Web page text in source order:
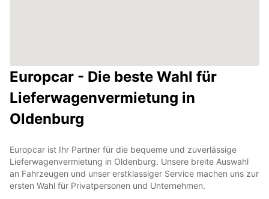
Europcar - Die beste Wahl für
Lieferwagenvermietung in
Oldenburg
Europcar ist Ihr Partner für die bequeme und zuverlässige
Lieferwagenvermietung in Oldenburg. Unsere breite Auswahl
an Fahrzeugen und unser erstklassiger Service machen uns zur
ersten Wahl für Privatpersonen und Unternehmen.